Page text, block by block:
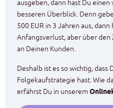
ausgeben, dann hast Du
besseren Überblick. Denn
500 EUR in 3 Jahren aus,
Anfangsverlust, aber über
an Deinen Kunden.
Deshalb ist es so wichtig, dass
Folgekaufstrategie hast. Wie
erfährst Du in unserem